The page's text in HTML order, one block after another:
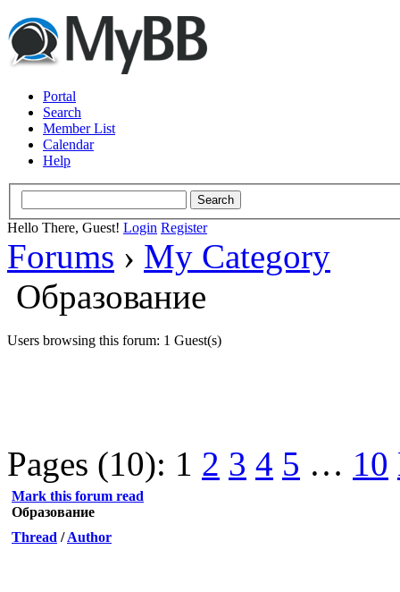
Portal
Search
Member List
Calendar
Help
Hello There, Guest! Login Register
Forums › My Category
Образование
Users browsing this forum: 1 Guest(s)
Pages (10): 1 2 3 4 5 … 10
Mark this forum read
Образование
Thread /Author